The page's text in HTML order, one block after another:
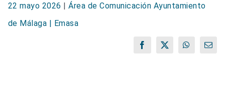
22 mayo 2026 |Área de Comunicación Ayuntamiento
de Málaga | Emasa
Facebook
X WhatsApp